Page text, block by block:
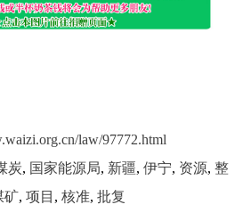
law/97772.html
炭, 国家能源局, 新疆,伊宁, 资源,整
矿,项目 ,核准,批复